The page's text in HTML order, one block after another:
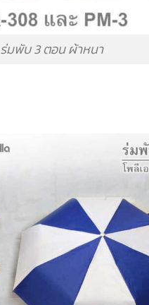
ร่มพับ 3 ตอน ผ้าหนา